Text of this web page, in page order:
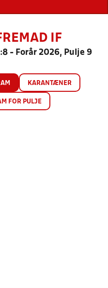
IF
- Forår 2026, Pulje 9
KARANTÆNER
FOR PULJE